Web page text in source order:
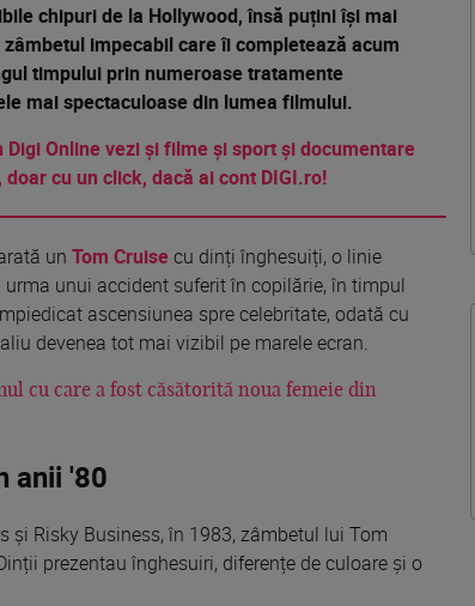
chipuri de la Hollywood, însă puțini își mai
impecabil care îi completează acum
timpului prin numeroase tratamente
mai spectaculoase din lumea filmului.
Online vezi și filme și sport și documentare
cu un click, dacă ai cont DIGI.ro!
un Tom Cruisecu dinți înghesuiți, o linie
unui accident suferit în copilărie, în timpul
ascensiunea spre celebritate, odată cu
devenea tot mai vizibil pe marele ecran.
cu care a fost căsătorită noua femeie din
anii '80
Risky Business, în 1983, zâmbetul lui Tom
prezentau înghesuiri, diferențe de culoare și o